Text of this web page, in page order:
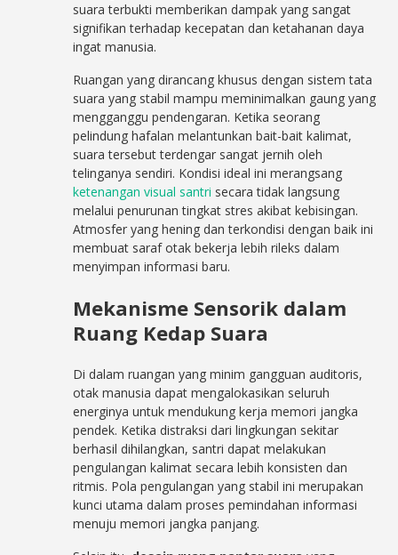
suara terbukti memberikan dampak yang sangat
signifikan terhadap kecepatan dan ketahanan daya
ingat manusia.
Ruangan yang dirancang khusus dengan sistem tata
suara yang stabil mampu meminimalkan gaung yang
mengganggu pendengaran. Ketika seorang
pelindung hafalan melantunkan bait-bait kalimat,
suara tersebut terdengar sangat jernih oleh
telinganya sendiri. Kondisi ideal ini merangsang
ketenangan visual santri secara tidak langsung
melalui penurunan tingkat stres akibat kebisingan.
Atmosfer yang hening dan terkondisi dengan baik ini
membuat saraf otak bekerja lebih rileks dalam
menyimpan informasi baru.
Mekanisme Sensorik dalam
Ruang Kedap Suara
Di dalam ruangan yang minim gangguan auditoris,
otak manusia dapat mengalokasikan seluruh
energinya untuk mendukung kerja memori jangka
pendek. Ketika distraksi dari lingkungan sekitar
berhasil dihilangkan, santri dapat melakukan
pengulangan kalimat secara lebih konsisten dan
ritmis. Pola pengulangan yang stabil ini merupakan
kunci utama dalam proses pemindahan informasi
menuju memori jangka panjang.